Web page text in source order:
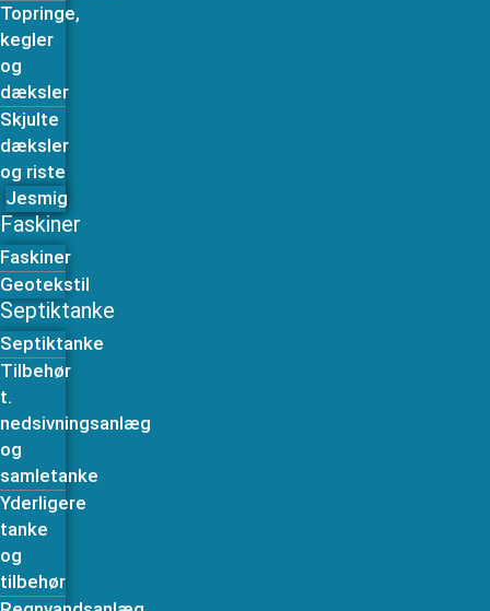
Topringe,
kegler
og
dæksler
Skjulte
dæksler
og riste
Jesmig
Faskiner
Faskiner
Geotekstil
Septiktanke
Septiktanke
Tilbehør
t.
nedsivningsanlæg
og
samletanke
Yderligere
tanke
og
tilbehør